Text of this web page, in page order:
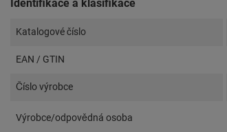
Identifikace a klasifikace
Katalogové číslo
EAN / GTIN
Číslo výrobce
Výrobce/odpovědná osoba